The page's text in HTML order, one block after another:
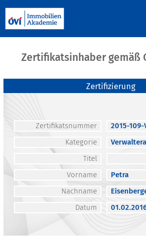
Zertifikatsinhaber gemäß
Zertifizierung
Zertifikatsnummer
2015-109-
Kategorie
Titel
Vorname
Petra
Nachname
Datum